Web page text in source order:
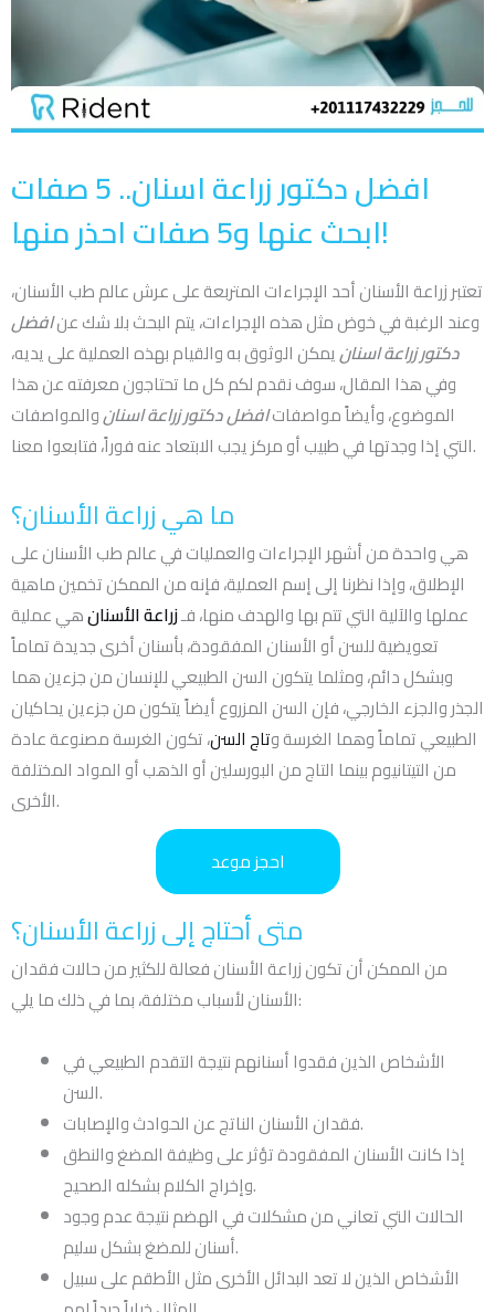
افضل دكتور زراعة اسنان.. 5 صفات
ابحث عنها و5 صفات احذر منها!
تعتبر زراعة الأسنان أحد الإجراءات المتربعة على عرش عالم طب الأسنان،
وعند الرغبة في خوض مثل هذه الإجراءات، يتم البحث بلا شك عنافضل
دكتور زراعة اسنانيمكن الوثوق به والقيام بهذه العملية على يديه،
وفي هذا المقال، سوف نقدم لكم كل ما تحتاجون معرفته عن هذا
الموضوع، وأيضاً مواصفاتافضل دكتور زراعة اسنانوالمواصفات
التي إذا وجدتها في طبيب أو مركز يجب الابتعاد عنه فوراً، فتابعوا معنا.
ما هي زراعة الأسنان؟
هي واحدة من أشهر الإجراءات والعمليات في عالم طب الأسنان على
الإطلاق، وإذا نظرنا إلى إسم العملية، فإنه من الممكن تخمين ماهية
عملها والآلية التي تتم بها والهدف منها، فـزراعة الأسنانهي عملية
تعويضية للسن أو الأسنان المفقودة، بأسنان أخرى جديدة تماماً
وبشكل دائم، ومثلما يتكون السن الطبيعي للإنسان من جزءين هما
الجذر والجزء الخارجي، فإن السن المزروع أيضاً يتكون من جزءين يحاكيان
الطبيعي تماماً وهما الغرسة وتاج السن، تكون الغرسة مصنوعة عادة
من التيتانيوم بينما التاج من البورسلين أو الذهب أو المواد المختلفة
الأخرى.
احجز موعد
متى أحتاج إلى زراعة الأسنان؟
من الممكن أن تكون زراعة الأسنان فعالة للكثير من حالات فقدان
الأسنان لأسباب مختلفة، بما في ذلك ما يلي:
الأشخاص الذين فقدوا أسنانهم نتيجة التقدم الطبيعي في
السن.
فقدان الأسنان الناتج عن الحوادث والإصابات.
إذا كانت الأسنان المفقودة تؤثر على وظيفة المضغ والنطق
وإخراج الكلام بشكله الصحيح.
الحالات التي تعاني من مشكلات في الهضم نتيجة عدم وجود
أسنان للمضغ بشكل سليم.
الأشخاص الذين لا تعد البدائل الأخرى مثل الأطقم على سبيل